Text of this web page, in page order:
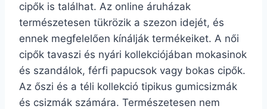
cipők is találhat. Az online áruházak
természetesen tükrözik a szezon idejét, és
ennek megfelelően kínálják termékeiket. A női
cipők tavaszi és nyári kollekciójában mokasinok
és szandálok, férfi papucsok vagy bokas cipők.
Az őszi és a téli kollekció tipikus gumicsizmák
és csizmák számára. Természetesen nem